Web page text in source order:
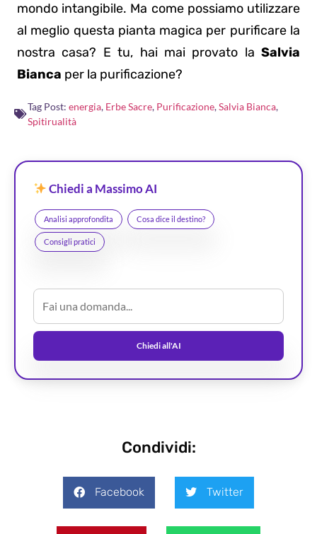
mondo intangibile. Ma come possiamo utilizzare
al meglio questa pianta magica per purificare la
nostra casa? E tu, hai mai provato la Salvia
Bianca per la purificazione?
Tag Post: energia, Erbe Sacre, Purificazione,Salvia Bianca,
Spitirualità
Chiedi a Massimo AI
Analisi approfondita Cosa dice il destino?
Consigli pratici
Chiedi all'AI
Condividi:
Facebook Twitter